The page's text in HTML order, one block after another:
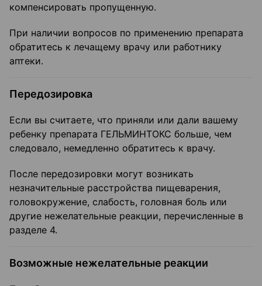
компенсировать пропущенную.
При наличии вопросов по применению препарата
обратитесь к лечащему врачу или работнику
аптеки.
Передозировка
Если вы считаете, что приняли или дали вашему
ребенку препарата ГЕЛЬМИНТОКС больше, чем
следовало, немедленно обратитесь к врачу.
После передозировки могут возникать
незначительные расстройства пищеварения,
головокружение, слабость, головная боль или
другие нежелательные реакции, перечисленные в
разделе 4.
Возможные нежелательные реакции